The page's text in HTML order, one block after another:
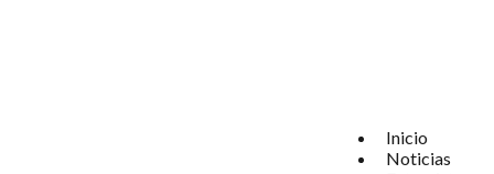
Inicio
Noticias